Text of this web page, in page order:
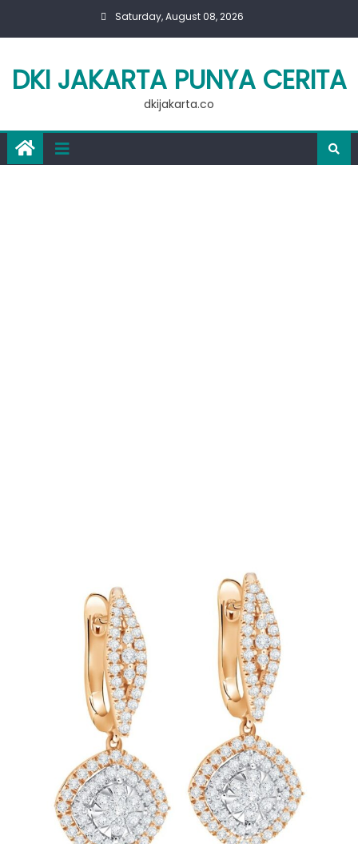
Saturday, August 08, 2026
DKI JAKARTA PUNYA CERITA
dkijakarta.co